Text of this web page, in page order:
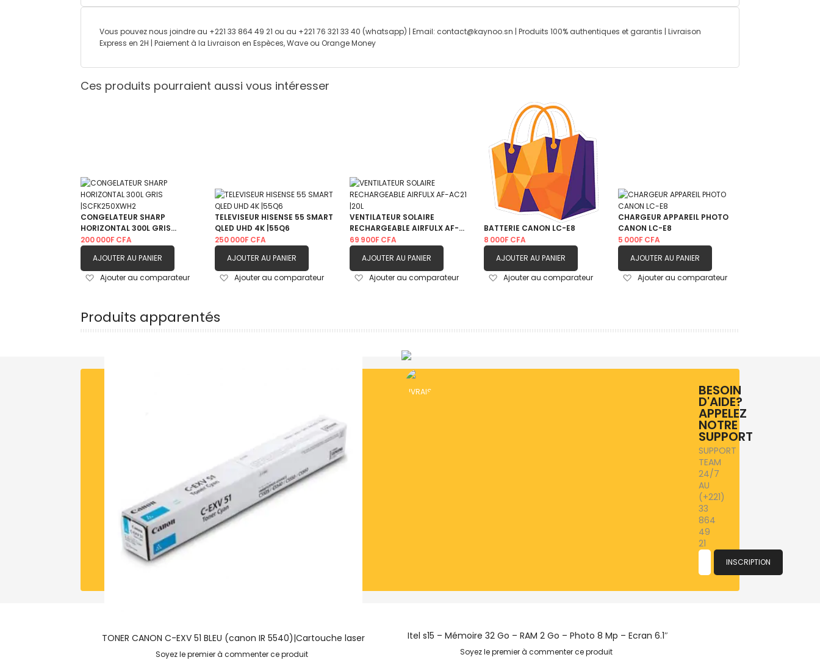
Vous pouvez nous joindre au +221 33 864 49 21 ou au +221 76 321 33 40 (whatsapp) | Email: contact@kaynoo.sn | Produits 100% authentiques et garantis | Livraison
Express en 2H | Paiement à la Livraison en Espèces, Wave ou Orange Money
Ces produits pourraient aussi vous intéresser
CONGELATEUR SHARP
HORIZONTAL 300L GRIS
|SCFK250XWH2
200 000F CFA
AJOUTER AU PANIER
Ajouter
liste
d’envie
Ajouter au comparateur
TELEVISEUR HISENSE 55 SMART
QLED UHD 4K |55Q6
250 000F CFA
AJOUTER AU PANIER
Ajouter
Ajouter au comparateur
VENTILATEUR SOLAIRE
RECHARGEABLE AIRFULX AF-
AC21 |20L
69 900F CFA
AJOUTER AU PANIER
Ajouter
Ajouter au comparateur
BATTERIE CANON LC-E8
8 000F CFA
AJOUTER AU PANIER
Ajouter
Ajouter au comparateur
CHARGEUR APPAREIL PHOTO
CANON LC-E8
5 000F CFA
AJOUTER AU PANIER
Ajouter
Ajouter au comparateur
Produits apparentés
TONER CANON C-EXV 51 BLEU (canon IR 5540)|Cartouche laser
Soyez le premier à commenter ce produit
Itel s15 – Mémoire 32 Go – RAM 2 Go – Photo 8 Mp – Ecran 6.1″
Soyez le premier à commenter ce produit
BESOIN
D'AIDE?
APPELEZ
NOTRE
SUPPORT
SUPPORT
TEAM
24/7
AU
(+221)
33
864
49
21
INSCRIPTION